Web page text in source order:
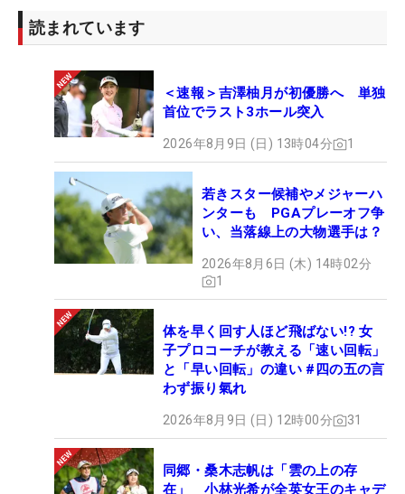
読まれています
＜速報＞吉澤柚月が初優勝へ 単独
首位でラスト3ホール突入
2026年8月9日 (日) 13時04分 1
若きスター候補やメジャーハ
ンターも PGAプレーオフ争
い、当落線上の大物選手は？
2026年8月6日 (木) 14時02分
1
体を早く回す人ほど飛ばない!? 女
子プロコーチが教える「速い回転」
と「早い回転」の違い #四の五の言
わず振り氣れ
2026年8月9日 (日) 12時00分 31
同郷・桑木志帆は「雲の上の存
在」 小林光希が全英女王のキャデ